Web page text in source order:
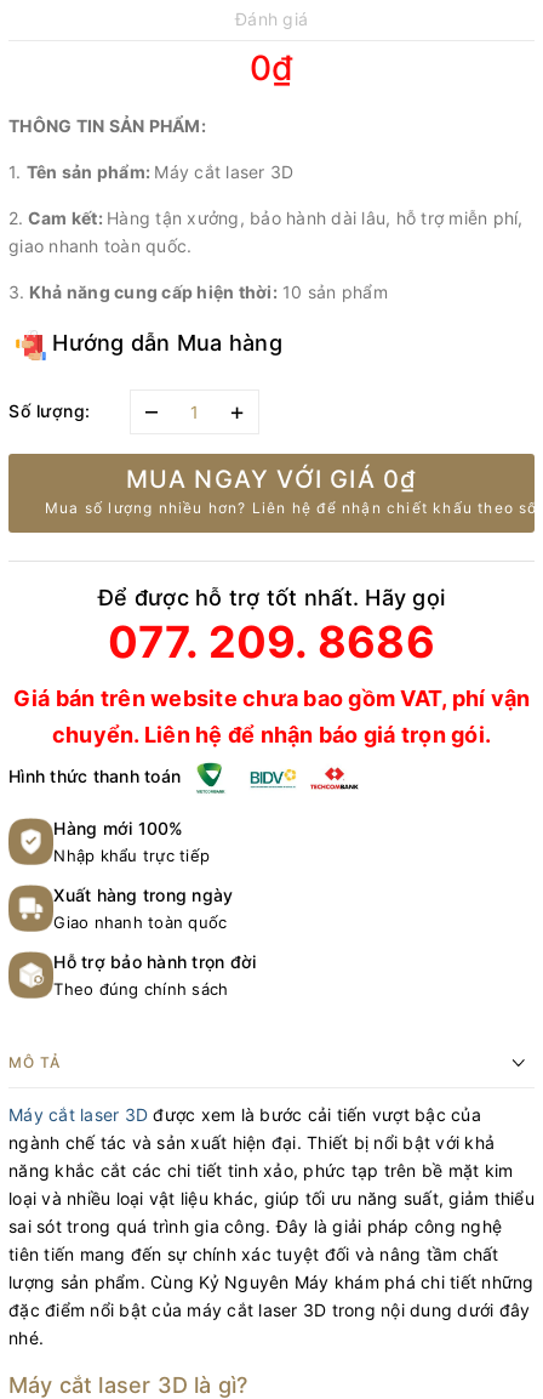
Đánh giá
0₫
THÔNG TIN SẢN PHẨM:
1. Tên sản phẩm: Máy cắt laser 3D
2. Cam kết: Hàng tận xưởng, bảo hành dài lâu, hỗ trợ miễn phí,
giao nhanh toàn quốc.
3. Khả năng cung cấp hiện thời: 10 sản phẩm
Hướng dẫn Mua hàng
Số lượng: – +
MUA NGAY VỚI GIÁ 0₫
Mua số lượng nhiều hơn? Liên hệ để nhận chiết khấu theo số
Để được hỗ trợ tốt nhất. Hãy gọi
077. 209. 8686
Giá bán trên website chưa bao gồm VAT, phí vận
chuyển. Liên hệ để nhận báo giá trọn gói.
Hình thức thanh toán
Hàng mới 100%
Nhập khẩu trực tiếp
Xuất hàng trong ngày
Giao nhanh toàn quốc
Hỗ trợ bảo hành trọn đời
Theo đúng chính sách
MÔ TẢ
Máy cắt laser 3D được xem là bước cải tiến vượt bậc của
ngành chế tác và sản xuất hiện đại. Thiết bị nổi bật với khả
năng khắc cắt các chi tiết tinh xảo, phức tạp trên bề mặt kim
loại và nhiều loại vật liệu khác, giúp tối ưu năng suất, giảm thiểu
sai sót trong quá trình gia công. Đây là giải pháp công nghệ
tiên tiến mang đến sự chính xác tuyệt đối và nâng tầm chất
lượng sản phẩm. Cùng Kỷ Nguyên Máy khám phá chi tiết những
đặc điểm nổi bật của máy cắt laser 3D trong nội dung dưới đây
nhé.
Máy cắt laser 3D là gì?